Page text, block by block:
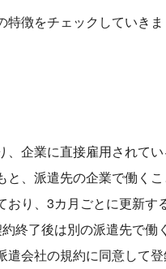
特徴をチェックしていき
、企業に直接雇用されて
と、派遣先の企業で働く
おり、3カ月ごとに更新す
終了後は別の派遣先で働
遣会社の規約に同意して